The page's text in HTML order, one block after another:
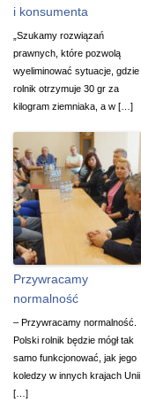
i konsumenta
„Szukamy rozwiązań
prawnych, które pozwolą
wyeliminować sytuacje, gdzie
rolnik otrzymuje 30 gr za
kilogram ziemniaka, a w […]
Przywracamy
normalność
– Przywracamy normalność.
Polski rolnik będzie mógł tak
samo funkcjonować, jak jego
koledzy w innych krajach Unii
[…]